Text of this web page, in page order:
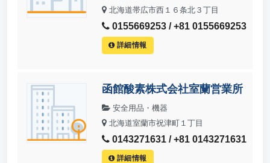
北海道帯広市西１６条北３丁目
0155669253 / +81 0155669253
詳細情報
函館酸素株式会社室蘭営業所
安全用品・機器
北海道室蘭市祝津町１丁目
0143271631 / +81 0143271631
詳細情報